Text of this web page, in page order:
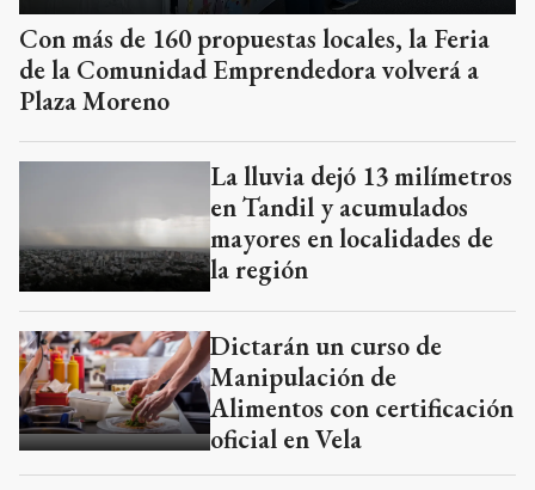
Con más de 160 propuestas locales, la Feria
de la Comunidad Emprendedora volverá a
Plaza Moreno
La lluvia dejó 13 milímetros
en Tandil y acumulados
mayores en localidades de
la región
Dictarán un curso de
Manipulación de
Alimentos con certificación
oficial en Vela